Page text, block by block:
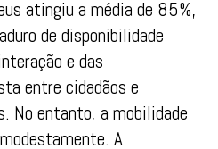
atingiu a média de 85%,
de disponibilidade
e das
entre cidadãos e
No entanto, a mobilidade
A